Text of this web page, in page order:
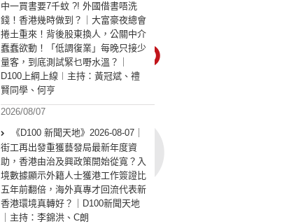
中一買書要7千蚊 ?! 外國借書唔洗
錢！香港幾時做到？｜大富豪夜總會
捲土重來！背後股東換人，公關中介
蠢蠢欲動！「低調復業」每晚只接少
量客，到底測試緊乜嘢水溫？｜
D100上綱上線︱主持：黃冠斌、禮
賢同學、何亨
2026/08/07
《D100 新聞天地》2026-08-07｜
街工再出發重獲藝發局最新年度資
助，香港由治及興政策開始從寬？入
境數據顯示外籍人士獲港工作簽證比
五年前翻倍，海外真專才回流代表新
香港環境真轉好？｜D100新聞天地
｜主持：李錦洪、C朗